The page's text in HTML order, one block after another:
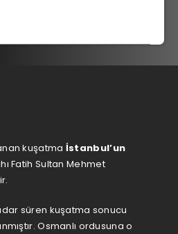
kuşatma İstanbul’un
Fatih Sultan Mehmet
süren kuşatma sonucu
Osmanlı ordusuna o